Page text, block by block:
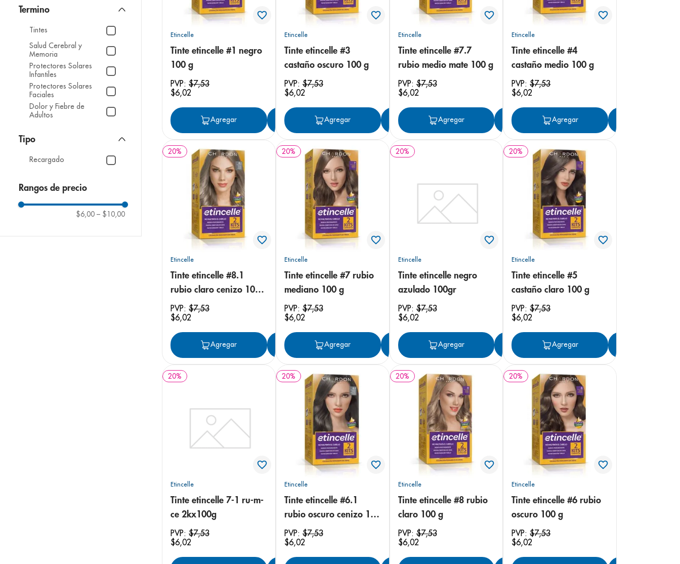
Tintes
Salud Cerebral y
Memoria
Protectores Solares
Infantiles
Protectores Solares
Faciales
Dolor y Fiebre de
Adultos
Tipo
Recargado
Rangos de precio
$6,00 – $10,00
Etincelle
Tinte etincelle #1 negro
100 g
PVP: $7,53
$6,02
Agregar Agregar
Etincelle
Tinte etincelle #3
castaño oscuro 100 g
PVP:$7,53
$6,02
Agregar Agregar
Etincelle
Tinte etincelle #7.7
rubio medio mate 100 g
PVP:$7,53
$6,02
Agregar Agregar
Etincelle
Tinte etincelle #4
castaño medio 100 g
PVP:$7,53
$6,02
Agregar
20%
Etincelle
Tinte etincelle #8.1
rubio claro cenizo 100
g
PVP: $7,53
$6,02
Agregar Agregar
20%
Etincelle
Tinte etincelle #7 rubio
mediano 100 g
PVP:$7,53
$6,02
Agregar Agregar
20%
Etincelle
Tinte etincelle negro
azulado 100gr
PVP:$7,53
$6,02
Agregar Agregar
20%
Etincelle
Tinte etincelle #5
castaño claro 100 g
PVP:$7,53
$6,02
Agregar
20%
Etincelle
Tinte etincelle 7-1 ru-m-
ce 2kx100g
PVP: $7,53
$6,02
20%
Etincelle
Tinte etincelle #6.1
rubio oscuro cenizo 100
g
PVP:$7,53
$6,02
20%
Etincelle
Tinte etincelle #8 rubio
claro 100 g
PVP:$7,53
$6,02
20%
Etincelle
Tinte etincelle #6 rubio
oscuro 100 g
PVP:$7,53
$6,02